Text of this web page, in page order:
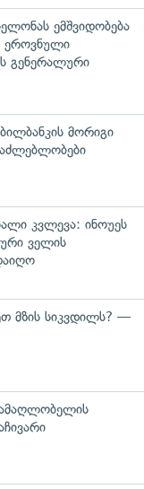
ემშვიდობება
ეროვნული
გენერალური
მორიგი
კვლევა: ინოუეს
ველის
მზის სიკვდილს? —
ამაღლობელის